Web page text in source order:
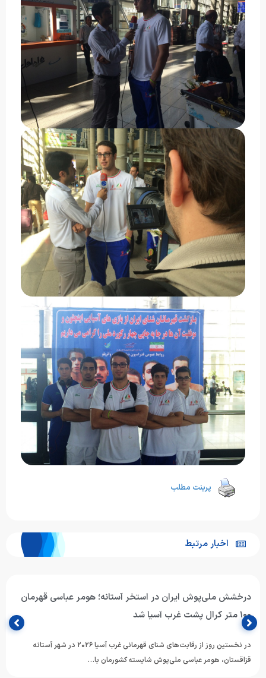
پرینت مطلب
اخبار مرتبط
درخشش ملی‌پوش ایران در استخر آستانه؛ هومر عباسی قهرمان
۱۰۰ متر کرال پشت غرب آسیا شد
در نخستین روز از رقابت‌های شنای قهرمانی غرب آسیا ۲۰۲۶ در شهر آستانه
قزاقستان، هومر عباسی ملی‌پوش شایسته کشورمان با…